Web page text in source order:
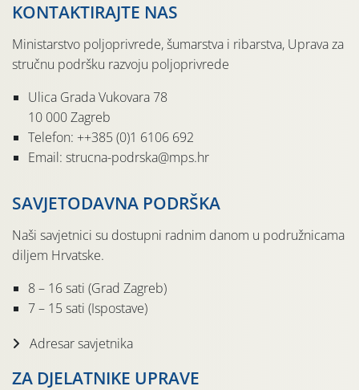
KONTAKTIRAJTE NAS
Ministarstvo poljoprivrede, šumarstva i ribarstva, Uprava za
stručnu podršku razvoju poljoprivrede
Ulica Grada Vukovara 78
10 000 Zagreb
Telefon: ++385 (0)1 6106 692
Email: strucna-podrska@mps.hr
SAVJETODAVNA PODRŠKA
Naši savjetnici su dostupni radnim danom u podružnicama
diljem Hrvatske.
8 – 16 sati (Grad Zagreb)
7 – 15 sati (Ispostave)
Adresar savjetnika
ZA DJELATNIKE UPRAVE